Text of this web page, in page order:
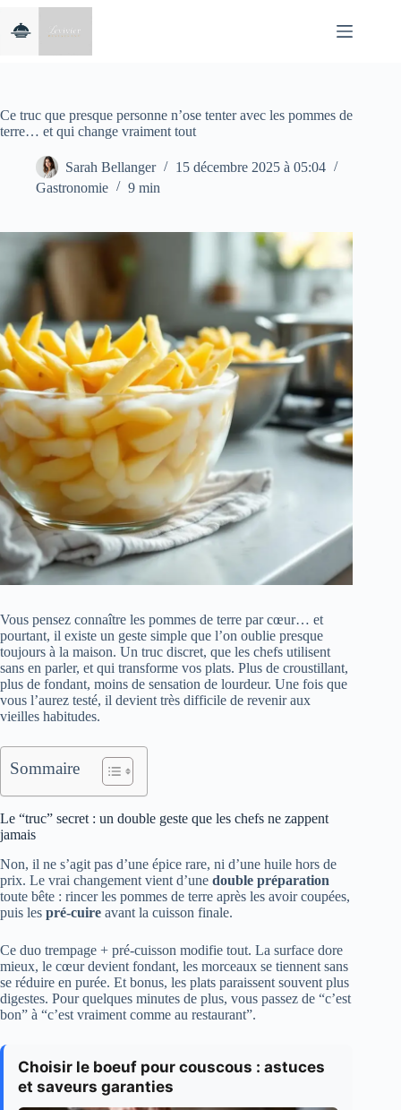
contenu
Ce truc que presque personne n’ose tenter avec les pommes de
terre… et qui change vraiment tout
Sarah Bellanger
15 décembre 2025 à 05:04
Gastronomie
9 min
Vous pensez connaître les pommes de terre par cœur… et
pourtant, il existe un geste simple que l’on oublie presque
toujours à la maison. Un truc discret, que les chefs utilisent
sans en parler, et qui transforme vos plats. Plus de croustillant,
plus de fondant, moins de sensation de lourdeur. Une fois que
vous l’aurez testé, il devient très difficile de revenir aux
vieilles habitudes.
Sommaire
Le “truc” secret : un double geste que les chefs ne zappent
jamais
Non, il ne s’agit pas d’une épice rare, ni d’une huile hors de
prix. Le vrai changement vient d’une double préparation
toute bête : rincer les pommes de terre après les avoir coupées,
puis les pré-cuire avant la cuisson finale.
Ce duo trempage + pré-cuisson modifie tout. La surface dore
mieux, le cœur devient fondant, les morceaux se tiennent sans
se réduire en purée. Et bonus, les plats paraissent souvent plus
digestes. Pour quelques minutes de plus, vous passez de “c’est
bon” à “c’est vraiment comme au restaurant”.
Choisir le boeuf pour couscous : astuces
et saveurs garanties